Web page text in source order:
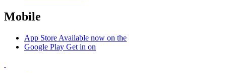
Mobile
App Store Available now on the
Google Play Get in on